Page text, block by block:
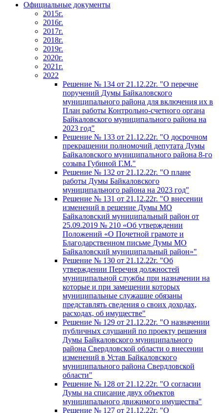
Официальные документы
2015г.
2016г.
2017г.
2018г.
2019г.
2020г.
2021г.
2022
Решение № 134 от 21.12.22г. "О перечне
поручений Думы Байкаловского
муниципального района для включения их в
План работы Контрольно-счетного органа
Байкаловского муниципального района на
2023 год"
Решение № 133 от 21.12.22г. "О досрочном
прекращении полномочий депутата Думы
Байкаловского муниципального района 8-го
созыва Губиной Г.М."
Решение № 132 от 21.12.22г. "О плане
работы Думы Байкаловского
муниципального района на 2023 год"
Решение № 131 от 21.12.22г. "О внесении
изменений в решение Думы МО
Байкаловский муниципальный район от
25.09.2019 № 210 «Об утверждении
Положений «О Почетной грамоте и
Благодарственном письме Думы МО
Байкаловский муниципальный район»"
Решение № 130 от 21.12.22г. "Об
утверждении Перечня должностей
муниципальной службы при назначении на
которые и при замещении которых
муниципальные служащие обязаны
представлять сведения о своих доходах,
расходах, об имуществе"
Решение № 129 от 21.12.22г. "О назначении
публичных слушаний по проекту решения
Думы Байкаловского муниципального
района Свердловской области о внесении
изменений в Устав Байкаловского
муниципального района Свердловской
области"
Решение № 128 от 21.12.22г. "О согласии
Думы на списание двух объектов
муниципального движимого имущества"
Решение № 127 от 21.12.22г. "О